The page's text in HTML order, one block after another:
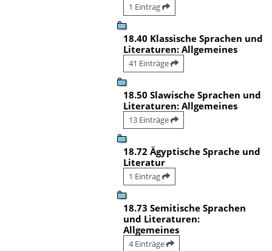
1 Eintrag
18.40 Klassische Sprachen und
Literaturen: Allgemeines
41 Einträge
18.50 Slawische Sprachen und
Literaturen: Allgemeines
13 Einträge
18.72 Ägyptische Sprache und
Literatur
1 Eintrag
18.73 Semitische Sprachen
und Literaturen:
Allgemeines
4 Einträge